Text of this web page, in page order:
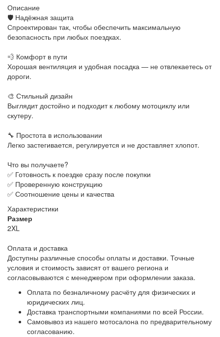
Описание
🛡️ Надёжная защита
Спроектирован так, чтобы обеспечить максимальную
безопасность при любых поездках.
💨 Комфорт в пути
Хорошая вентиляция и удобная посадка — не отвлекаетесь от
дороги.
🎨 Стильный дизайн
Выглядит достойно и подходит к любому мотоциклу или
скутеру.
🔧 Простота в использовании
Легко застегивается, регулируется и не доставляет хлопот.
Что вы получаете?
✅ Готовность к поездке сразу после покупки
✅ Проверенную конструкцию
✅ Соотношение цены и качества
Характеристики
Размер
2XL
Оплата и доставка
Доступны различные способы оплаты и доставки. Точные
условия и стоимость зависят от вашего региона и
согласовываются с менеджером при оформлении заказа.
Оплата по безналичному расчёту для физических и
юридических лиц.
Доставка транспортными компаниями по всей России.
Самовывоз из нашего мотосалона по предварительному
согласованию.